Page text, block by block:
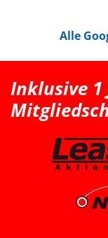
Bedürfnisse
etwas zu klein. Nach der Probefahrt hat uns der Berater
her nicht
der Peugeot 2008
sind wir wieder
und konnten
knapp 7’000
vom Platz,
Beratung
freundlich,
Auswahl für
uns gut
spannenden
allgemeine
Alle
Inklusive 1